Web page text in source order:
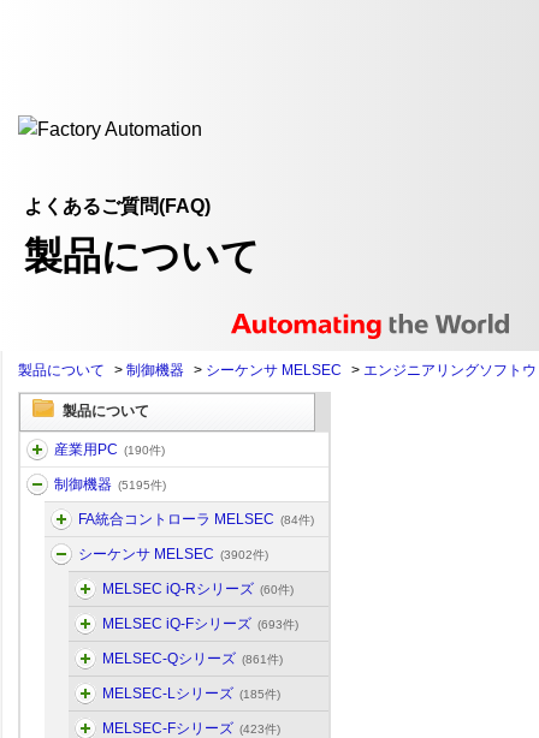
よくあるご質問(FAQ)
製品について
製品について > 制御機器 > シーケンサ MELSEC > エンジニアリングソフト
製品について
産業用PC (190件)
制御機器 (5195件)
FA統合コントローラ MELSEC (84件)
シーケンサ MELSEC (3902件)
MELSEC iQ-Rシリーズ (60件)
MELSEC iQ-Fシリーズ (693件)
MELSEC-Qシリーズ (861件)
MELSEC-Lシリーズ (185件)
MELSEC-Fシリーズ (423件)